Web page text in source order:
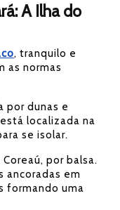
A Ilha do
, tranquilo e
as normas
por dunas e
localizada na
se isolar.
por balsa.
ancoradas em
formando uma